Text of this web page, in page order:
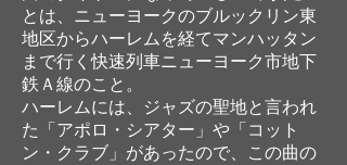
とは、ニューヨークのブルックリン東
地区からハーレムを経てマンハッタン
まで行く快速列車ニューヨーク市地下
鉄Ａ線のこと。
ハーレムには、ジャズの聖地と言われ
た「アポロ・シアター」や「コット
ン・クラブ」があったので、この曲の